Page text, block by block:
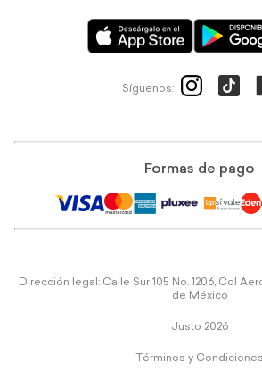
Síguenos:
Formas de pago
Dirección legal: Calle Sur 105 No. 1206, Col
de México
Justo 2026
Términos y Condiciones